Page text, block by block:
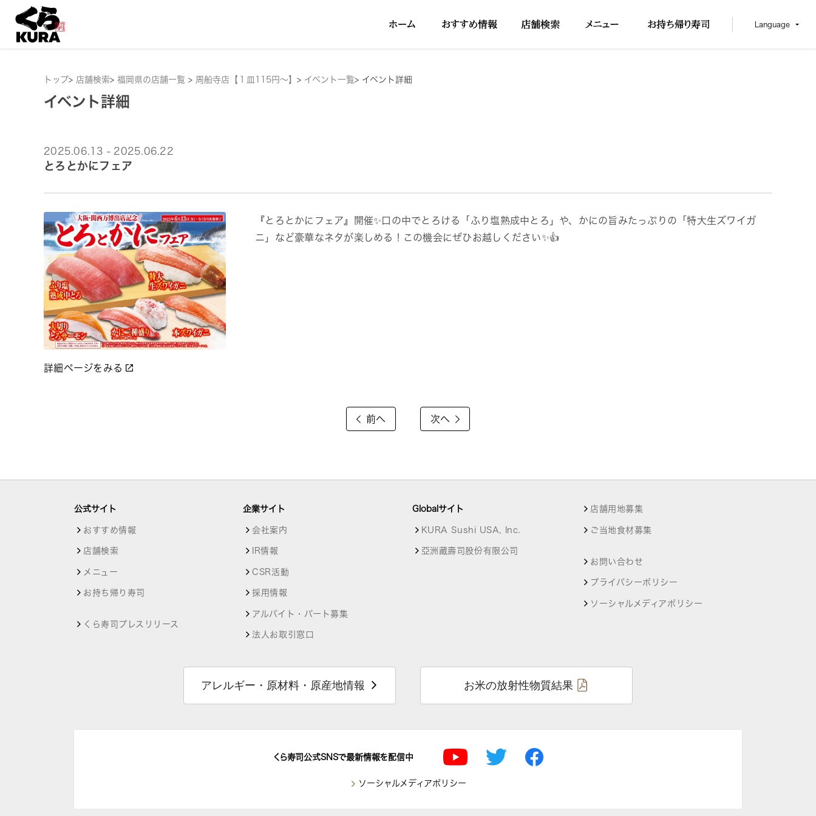
Language
トップ> 店舗検索> 福岡県の店舗一覧 > 周船寺店【１皿115円～】 > イベント一覧> イベント詳細
イベント詳細
2025.06.13 - 2025.06.22
とろとかにフェア
詳細ページをみる
『とろとかにフェア』開催✨口の中でとろける「ふり塩熟成中とろ」や、かにの旨みたっぷりの「特大生ズワイガ
ニ」など豪華なネタが楽しめる！この機会にぜひお越しください✨👍
前へ 次へ
公式サイト
おすすめ情報
店舗検索
メニュー
お持ち帰り寿司
くら寿司プレスリリース
企業サイト
会社案内
IR情報
CSR活動
採用情報
アルバイト・パート募集
法人お取引窓口
Globalサイト
KURA Sushi USA, Inc.
亞洲藏壽司股份有限公司
店舗用地募集
ご当地食材募集
お問い合わせ
プライバシーポリシー
ソーシャルメディアポリシー
アレルギー・原材料・原産地情報 お米の放射性物質結果
くら寿司公式SNSで最新情報を配信中
ソーシャルメディアポリシー